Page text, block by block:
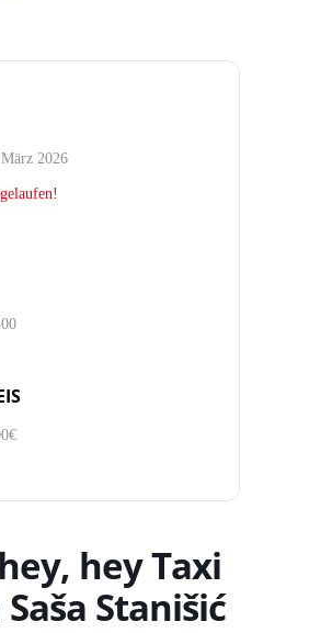
2026
hey Taxi
Stanišić